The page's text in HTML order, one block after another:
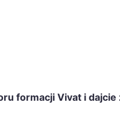
formacji Vivat i dajcie